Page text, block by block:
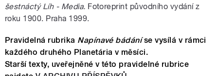
šestnáctý Líh - Media. Fotoreprint původního vydání z
roku 1900. Praha 1999.
Pravidelná rubrika Napínavé bádáníse vysílá v rámci
každého druhého Planetária v měsíci.
Starší texty, uveřejněné v této pravidelné rubrice